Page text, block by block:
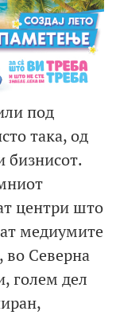
под
така, од
бизнисот.
центри што
медиумите
Северна
голем дел